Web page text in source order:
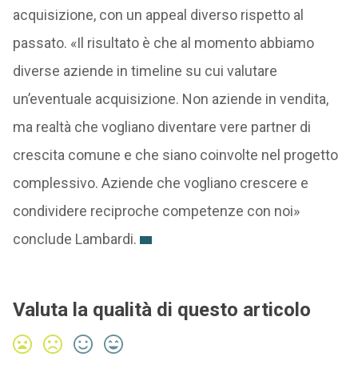
acquisizione, con un appeal diverso rispetto al
passato. «Il risultato è che al momento abbiamo
diverse aziende in timeline su cui valutare
un’eventuale acquisizione. Non aziende in vendita,
ma realtà che vogliano diventare vere partner di
crescita comune e che siano coinvolte nel progetto
complessivo. Aziende che vogliano crescere e
condividere reciproche competenze con noi»
conclude Lambardi.
Valuta la qualità di questo articolo